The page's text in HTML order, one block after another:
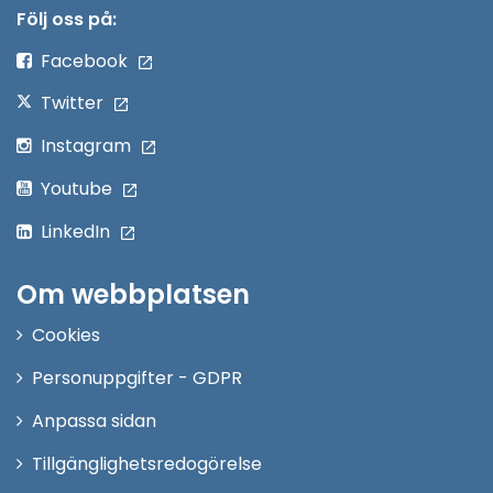
Följ oss på:
Facebook
Twitter
Instagram
Youtube
LinkedIn
Om webbplatsen
Cookies
Personuppgifter - GDPR
Anpassa sidan
Tillgänglighetsredogörelse